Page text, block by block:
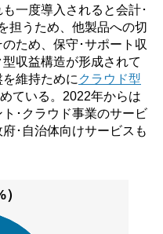
一度導入されると会計･
担うため、他製品への切
ため、保守･サポート収
収益構造が形成されて
維持ために クラウド型
ている。2022年からは
･クラウド事業のサービ
･自治体向けサービスも